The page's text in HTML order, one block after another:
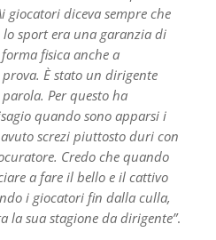
giocatori diceva sempre che
sport era una garanzia di
fisica anche a
È stato un dirigente
Per questo ha
quando sono apparsi i
screzi piuttosto duri con
Credo che quando
a fare il bello e il cattivo
i giocatori fin dalla culla,
la sua stagione da dirigente”.